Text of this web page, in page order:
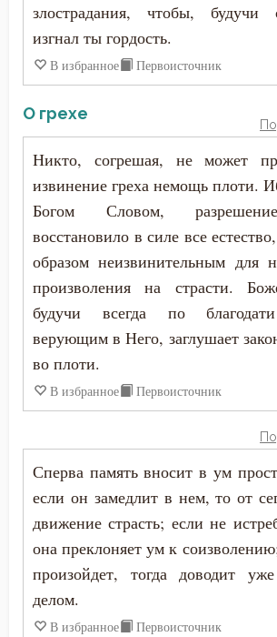
злострадания, чтобы,
изгнал ты гордость.
В избранное Первоисточник
О грехе
Никто, согрешая, не может
извинение греха немощь плоти.
Богом Словом,
восстановило в силе все
образом неизвинительным для
произволения на страсти.
будучи всегда по
верующим в Него, заглушает
во плоти.
В избранное Первоисточник
Сперва память вносит в ум
если он замедлит в нем, то от
движение страсть; если не
она преклоняет ум к
произойдет, тогда доводит
делом.
В избранное Первоисточник